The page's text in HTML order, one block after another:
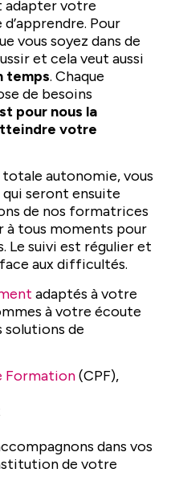
adapter votre
Pour
vous soyez dans de
et cela veut aussi
temps. Chaque
de besoins
pour nous la
votre
totale autonomie, vous
seront ensuite
de nos formatrices
à tous moments pour
Le suivi est régulier et
face aux difficultés.
adaptés à votre
à votre écoute
solutions de
Formation(CPF),
dans vos
de votre